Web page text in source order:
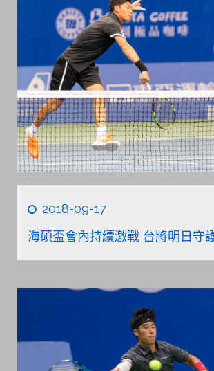
2018-09-17
海碩盃會內持續激戰 台將明日守